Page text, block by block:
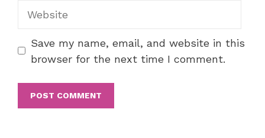
Save my name, email, and website in this
browser for the next time I comment.